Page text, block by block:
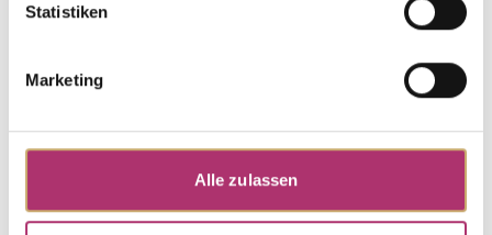
Statistiken
Marketing
Alle zulassen
First Love · Bracelet · Yellow Gold 585 · Diamond
First Love · Necklace · 14K White Gold · Diamond
0.04ct H/SI · 42 cm